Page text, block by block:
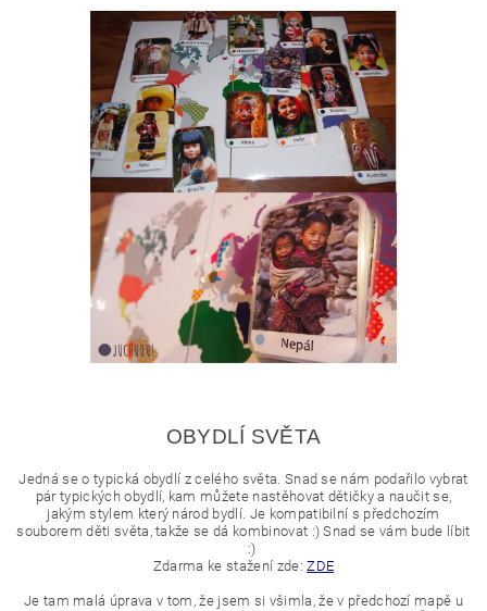
OBYDLÍ SVĚTA
Jedná se o typická obydlí z celého světa. Snad se nám podařilo vybrat
pár typických obydlí, kam můžete nastěhovat dětičky a naučit se,
jakým stylem který národ bydlí. Je kompatibilní s předchozím
souborem děti světa, takže se dá kombinovat :) Snad sevám bude líbit
:)
Zdarma ke stažení zde:ZDE
Je tam malá úprava v tom, že jsem si všimla, že v předchozí mapě u